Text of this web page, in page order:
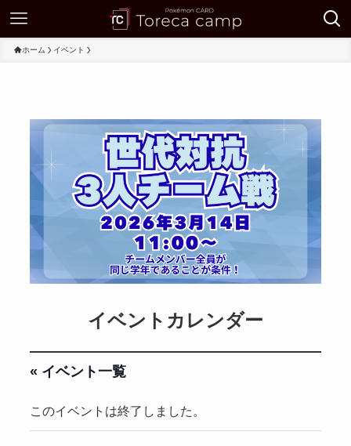
ホーム イベント
イベントカレンダー
« イベント一覧
このイベントは終了しました。